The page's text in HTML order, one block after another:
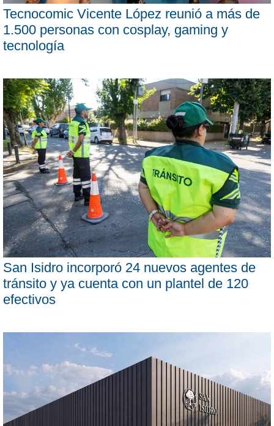
Tecnocomic Vicente López reunió a más de
1.500 personas con cosplay, gaming y
tecnología
San Isidro incorporó 24 nuevos agentes de
tránsito y ya cuenta con un plantel de 120
efectivos